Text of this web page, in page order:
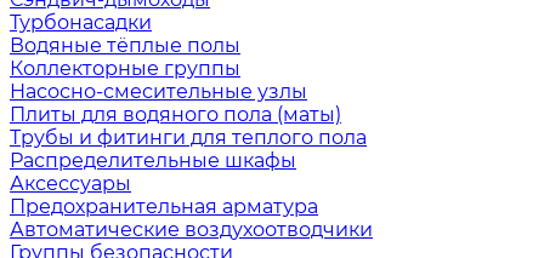
Турбонасадки
Водяные тёплые полы
Коллекторные группы
Насосно-смесительные узлы
Плиты для водяного пола (маты)
Трубы и фитинги для теплого пола
Распределительные шкафы
Аксессуары
Предохранительная арматура
Автоматические воздухоотводчики
Группы безопасности